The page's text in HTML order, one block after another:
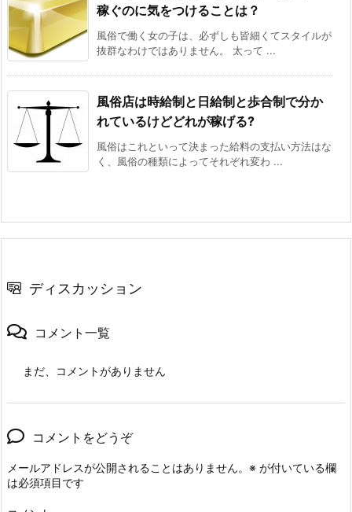
稼ぐのに気をつけることは？
風俗で働く女の子は、必ずしも皆細くてスタイルが
抜群なわけではありません。 太って ...
風俗店は時給制と日給制と歩合制で分か
れているけどどれが稼げる?
風俗はこれといって決まった給料の支払い方法はな
く、風俗の種類によってそれぞれ変わ ...
ディスカッション
コメント一覧
まだ、コメントがありません
コメントをどうぞ
メールアドレスが公開されることはありません。 ※ が付いている欄
は必須項目です